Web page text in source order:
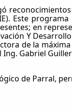
Este
en
Y
de la
Gabriel
de Parral,